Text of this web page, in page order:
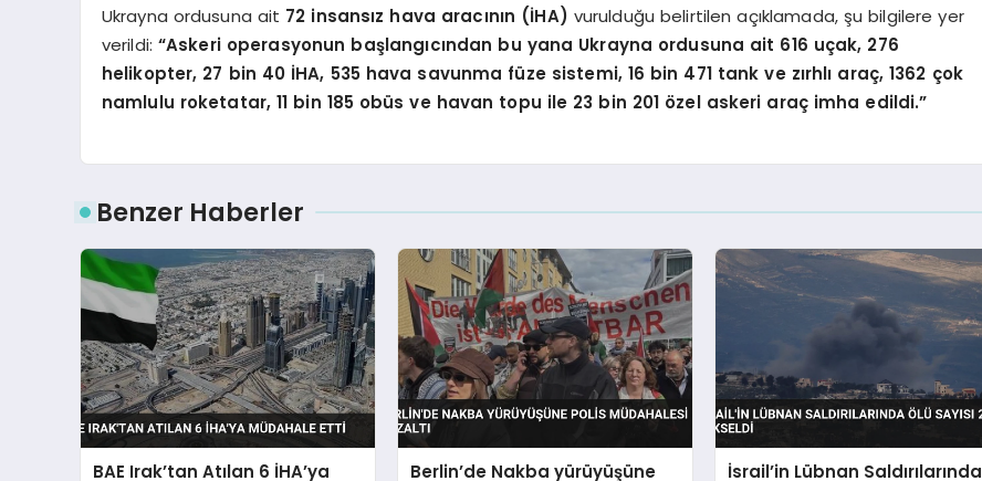
Ukrayna ordusuna ait 72 insansız hava aracının (İHA) vurulduğu belirtilen açıklamada, şu bilgilere yer
verildi: “Askeri operasyonun başlangıcından bu yana Ukrayna ordusuna ait 616 uçak, 276
helikopter, 27 bin 40 İHA, 535 hava savunma füze sistemi, 16 bin 471 tank ve zırhlı araç, 1362 çok
namlulu roketatar, 11 bin 185 obüs ve havan topu ile 23 bin 201 özel askeri araç imha edildi.”
Benzer Haberler
BAE Irak’tan Atılan 6 İHA’ya Berlin’de Nakba yürüyüşüne İsrail’in Lübnan Saldırılarında